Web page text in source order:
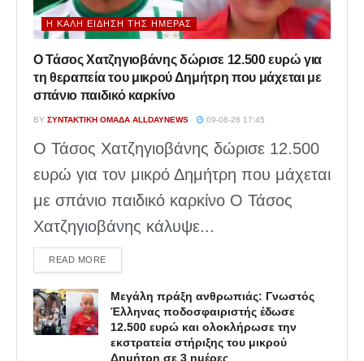
Η ΚΑΛΉ ΕΊΔΗΣΗ ΤΗΣ ΗΜΈΡΑΣ
Ο Τάσος Χατζηγιοβάνης δώρισε 12.500 ευρώ για
τη θεραπεία του μικρού Δημήτρη που μάχεται με
σπάνιο παιδικό καρκίνο
BY ΣΥΝΤΑΚΤΙΚΉ ΟΜΆΔΑ ALLDAYNEWS 09-08-26 17:45
Ο Τάσος Χατζηγιοβάνης δώρισε 12.500
ευρώ για τον μικρό Δημήτρη που μάχεται
με σπάνιο παιδικό καρκίνο Ο Τάσος
Χατζηγιοβάνης κάλυψε...
READ MOREDETAILS
Μεγάλη πράξη ανθρωπιάς: Γνωστός
Έλληνας ποδοσφαιριστής έδωσε
12.500 ευρώ και ολοκλήρωσε την
εκστρατεία στήριξης του μικρού
Δημήτρη σε 3 ημέρες